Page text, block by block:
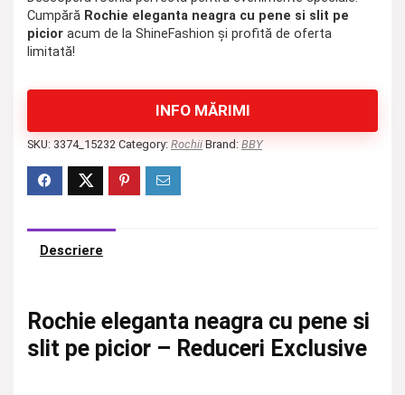
Cumpără Rochie eleganta neagra cu pene si slit pe
picior acum de la ShineFashion și profită de oferta
limitată!
INFO MĂRIMI
SKU: 3374_15232 Category: Rochii Brand: BBY
Descriere
Rochie eleganta neagra cu pene si
slit pe picior – Reduceri Exclusive